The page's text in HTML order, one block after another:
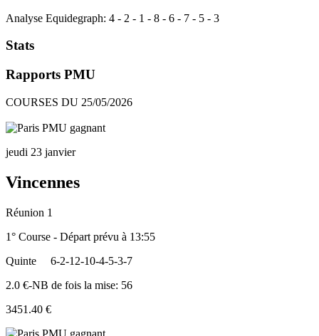
Analyse Equidegraph: 4 - 2 - 1 - 8 - 6 - 7 - 5 - 3
Stats
Rapports PMU
COURSES DU 25/05/2026
jeudi 23 janvier
Vincennes
Réunion 1
1° Course - Départ prévu à 13:55
Quinte
6-2-12-10-4-5-3-7
2.0 €-NB de fois la mise: 56
3451.40 €